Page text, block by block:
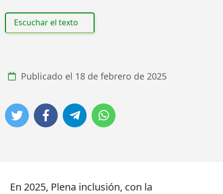
Escuchar el texto
Publicado el 18 de febrero de 2025
En 2025, Plena inclusión, con la